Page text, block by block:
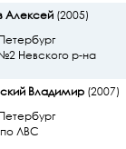
Алексей(2005)
Невского р-на
Владимир(2007)
ЛВС